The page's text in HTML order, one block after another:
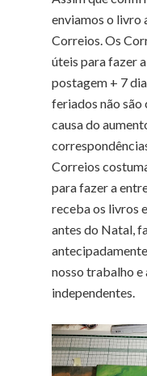
enviamos o livro
Correios. Os
úteis para fazer
postagem + 7
feriados não são
causa do
Correios
para fazer a
receba os livros
antes do Natal,
nosso trabalho e
independentes.